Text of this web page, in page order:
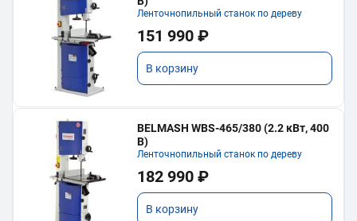
Ленточнопильный станок по дереву
151 990 ₽
В корзину
BELMASH WBS-465/380 (2.2 кВт, 400
В)
Ленточнопильный станок по дереву
182 990 ₽
В корзину